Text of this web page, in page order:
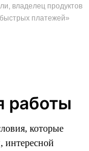
владелец продуктов
платежей»
работы
которые
интересной